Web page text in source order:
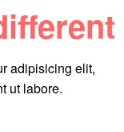
adipisicing elit,
ut labore.